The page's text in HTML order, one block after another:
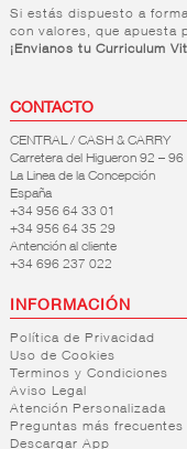
Si estás dispuesto a
con valores, que apuesta
¡Envianos tu Curriculum
CONTACTO
CENTRAL / CASH & CARRY
Carretera del Higueron 92 – 96
La Linea de la Concepción
España
+34 956 64 33 01
+34 956 64 35 29
Antención al cliente
+34 696 237 022
INFORMACIÓN
Política de Privacidad
Uso de Cookies
Terminos y Condiciones
Aviso Legal
Atención Personalizada
Preguntas más frecuentes
Descargar App